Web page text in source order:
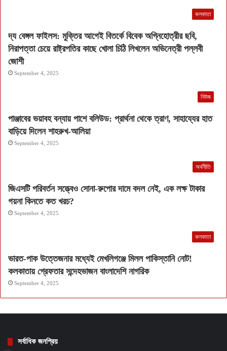
কলকাতা
দ্য বেঙ্গল ফাইলস: মুক্তির আগেই বিতর্কে বিবেক অগ্নিহোত্রীর ছবি,
নিরাপত্তা চেয়ে রাষ্ট্রপতির কাছে খোলা চিঠি লিখলেন অভিনেত্রী পল্লবী
জোশী
September 4, 2025
নিউজ
পাঞ্জাবের ভয়াবহ বন্যায় পাশে বলিউড: প্রার্থনা থেকে ত্রাণ, সাহায্যের হাত
বাড়িয়ে দিলেন শাহরুখ-আলিয়া
September 4, 2025
অর্থনীতি
জিএসটি পরিবর্তন সত্ত্বেও সোনা-রুপোর দামে বদল নেই, এক লক্ষ টাকার
গয়না কিনতে কত খরচ?
September 4, 2025
কলকাতা
ভারত-পাক উত্তেজনার মধ্যেই মেখলিগঞ্জে মিলল পাকিস্তানি নোট!
কলকাতায় গ্রেফতার সন্দেহভাজন বাংলাদেশি নাগরিক
September 4, 2025
সর্বাধিক জনপ্রিয়